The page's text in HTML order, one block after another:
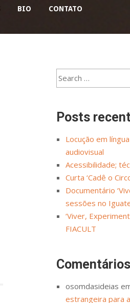
BIO CONTATO
Posts
Locução em
audiovisual
Acessibilidade;
Curta ‘Cadê o
Documentário
sessões no
‘Viver,
FIACULT
Comentários
osomdasideias
estrangeira para